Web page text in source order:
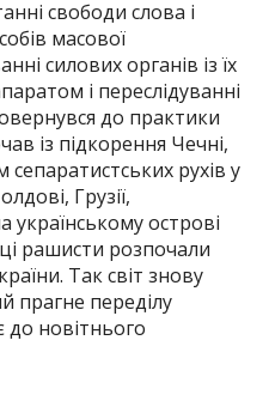
свободи слова і
масової
силових органів із їх
і переслідуванні
до практики
із підкорення Чечні,
рухів у
Грузії,
українському острові
рашисти розпочали
Так світ знову
прагне переділу
до новітнього